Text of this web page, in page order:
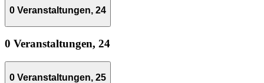
0 Veranstaltungen, 24
0 Veranstaltungen, 24
0 Veranstaltungen, 25